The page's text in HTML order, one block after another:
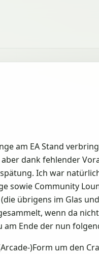
am EA Stand
dank fehlender
Ich war
sowie Community
übrigens im Glas
wenn da
Ende der nun
)Form um den